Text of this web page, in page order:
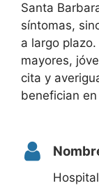
Santa
síntomas,
a largo
mayores,
cita y
benefician